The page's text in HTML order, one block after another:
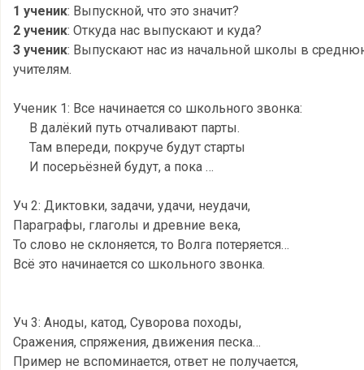
1 ученик: Выпускной, что это значит?
2 ученик: Откуда нас выпускают и куда?
3 ученик: Выпускают нас из начальной школы в
учителям.
Ученик 1: Все начинается со школьного звонка:
В далёкий путь отчаливают парты.
Там впереди, покруче будут старты
И посерьёзней будут, а пока …
Уч 2: Диктовки, задачи, удачи, неудачи,
Параграфы, глаголы и древние века,
То слово не склоняется, то Волга потеряется…
Всё это начинается со школьного звонка.
Уч 3: Аноды, катод, Суворова походы,
Сражения, спряжения, движения песка…
Пример не вспоминается, ответ не получается,